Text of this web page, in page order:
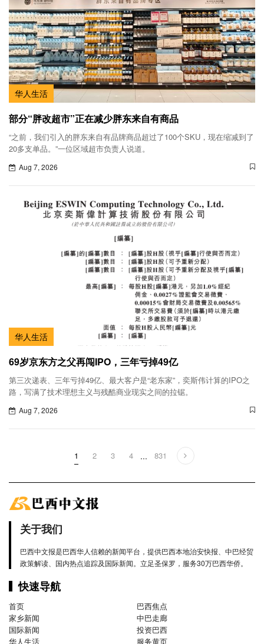
华人生活
部分“胖改超市”正在减少胖东来自有商品
“之前，我们引入的胖东来自有品牌商品超过了100个SKU，现在缩减到了
20多支单品。”一位区域超市负责人说道。
Aug 7, 2026
华人生活
69岁京东方之父再闯IPO，三年亏掉49亿
第三次递表、三年亏掉49亿、最大客户是“老东家”，奕斯伟计算的IPO之
路，写满了技术理想主义与残酷商业现实之间的拉锯。
Aug 7, 2026
1 2 3 4 ... 831
关于我们
巴西中文报是巴西华人信赖的新闻平台，提供巴西本地治安快报、中巴经贸
政策解读、国内热点追踪及国际新闻。立足圣保罗，服务30万巴西华侨。
快速导航
首页
巴西焦点
家乡新闻
中巴走廊
国际新闻
投资巴西
华人生活
服务黄页